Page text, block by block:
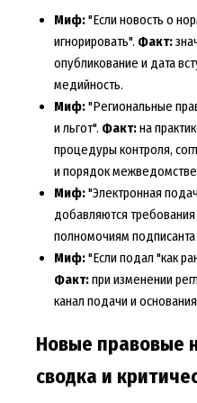
Миф:"Если новость о
игнорировать". Факт:
опубликование и дата
медийность.
Миф:"Региональные
и льгот". Факт:на
процедуры контроля,
и порядок
Миф:"Электронная
добавляются
полномочиям
Миф:"Если подал "как
Факт:при изменении
канал подачи и
Новые правовые
сводка и